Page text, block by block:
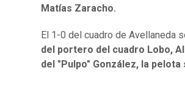
Matías Zaracho.
El 1-0 del cuadro de Avellaneda
del portero del cuadro Lobo,
del "Pulpo" González, la